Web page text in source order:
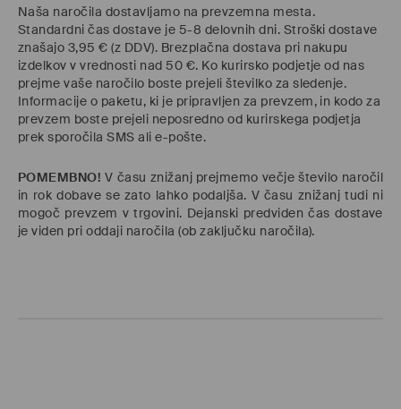
Naša naročila dostavljamo na prevzemna mesta.
Standardni čas dostave je 5-8 delovnih dni. Stroški dostave
znašajo 3,95 € (z DDV). Brezplačna dostava pri nakupu
izdelkov v vrednosti nad 50 €. Ko kurirsko podjetje od nas
prejme vaše naročilo boste prejeli številko za sledenje.
Informacije o paketu, ki je pripravljen za prevzem, in kodo za
prevzem boste prejeli neposredno od kurirskega podjetja
prek sporočila SMS ali e-pošte.
POMEMBNO! V času znižanj prejmemo večje število naročil
in rok dobave se zato lahko podaljša. V času znižanj tudi ni
mogoč prevzem v trgovini. Dejanski predviden čas dostave
je viden pri oddaji naročila (ob zaključku naročila).